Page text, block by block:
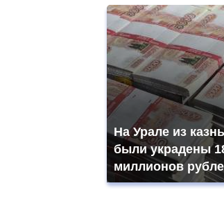
На Урале из
были украдены
миллионов